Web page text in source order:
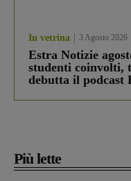
In vetrina 3 Agosto 2026
Estra Notizie
studenti coinvolti,
debutta il podcast
Più lette